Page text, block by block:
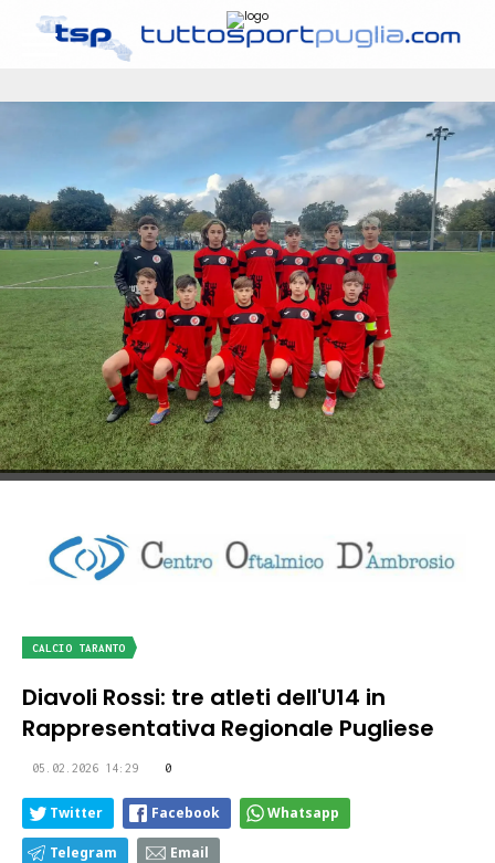
CALCIO TARANTO
Diavoli Rossi: tre atleti dell'U14 in
Rappresentativa Regionale Pugliese
05.02.2026 14:29 0
Twitter Facebook Whatsapp
Telegram Email